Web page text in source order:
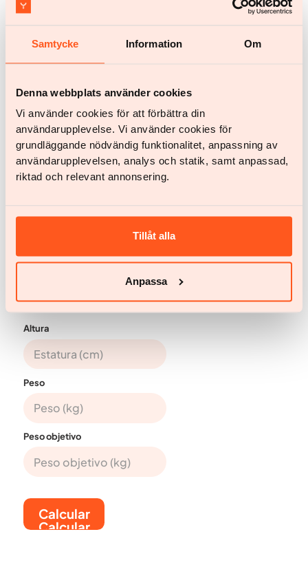
Samtycke Information Om
Denna webbplats använder cookies
Vi använder cookies för att förbättra din
användarupplevelse. Vi använder cookies för
grundläggande nödvändig funktionalitet, anpassning av
användarupplevelsen, analys och statik, samt anpassad,
riktad och relevant annonsering.
Tillåt alla
Anpassa
Bárbara Roura
“Con Yazen perdí los dos primeros kilos en solo
dos semanas, ¡fue motivador!”
Ver testimonio completo
Calcula cuándo puedes alcanzar su peso
ideal
Altura
Peso
Peso objetivo
Calcular
Calcular